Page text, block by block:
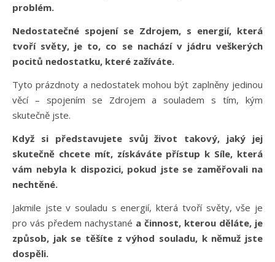
problém.
Nedostatečné spojení se Zdrojem, s energií, která
tvoří světy, je to, co se nachází v jádru veškerých
pocitů nedostatku, které zažíváte.
Tyto prázdnoty a nedostatek mohou být zaplněny jedinou
věcí – spojením se Zdrojem a souladem s tím, kým
skutečně jste.
Když si představujete svůj život takový, jaký jej
skutečně chcete mít, získáváte přístup k Síle, která
vám nebyla k dispozici, pokud jste se zaměřovali na
nechtěné.
Jakmile jste v souladu s energií, která tvoří světy, vše je
pro vás předem nachystané a činnost, kterou děláte, je
způsob, jak se těšíte z výhod souladu, k němuž jste
dospěli.